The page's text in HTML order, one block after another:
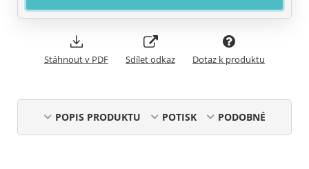
Stáhnout v PDF Sdílet odkaz Dotaz k produktu
POPIS PRODUKTU POTISK PODOBNÉ